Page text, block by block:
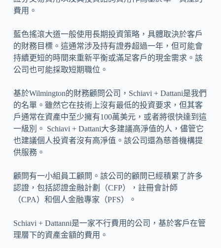
費用。
藍色搖滾大道一般使用長期投資策略，具體取決於客戶
的財務目標。這通常涉及持有證券超過一年，但可能會
持續更短的時間來重新平衡或滿足客戶的現金需求。該
公司也可能採取短期職位。
基於Wilmington的財務顧問公司，Schiavi + Dattani是我們
的名單。雖然它在技術上沒有最低的投資要求，但其客
戶通常在資產中至少擁有100萬美元，或者將很快達到這
一級別。 Schiavi + Dattani大多建議高淨值的人，儘管它
也建議個人投資者沒有高淨值。該公司還為慈善機構提
供服務。
顧問有一小組員工顧問。該公司的顧問已經積累了許多
認證，包括認證金融計劃（CFP），註冊會計師
（CPA）和個人金融專家（PFS）。
Schiavi + Dattanni是一家不行費用的公司，基於客戶在管
理層下的資產金額的費用。